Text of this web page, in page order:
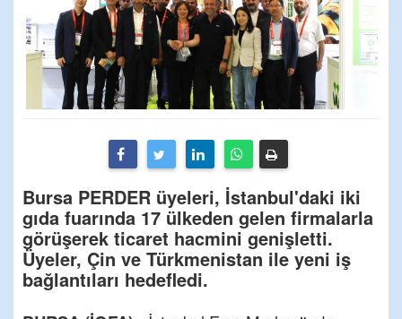
Bursa PERDER üyeleri, İstanbul'daki iki
gıda fuarında 17 ülkeden gelen firmalarla
görüşerek ticaret hacmini genişletti.
Üyeler, Çin ve Türkmenistan ile yeni iş
bağlantıları hedefledi.